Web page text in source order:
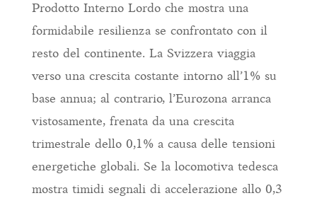
Prodotto Interno Lordo che mostra una
formidabile resilienza se confrontato con il
resto del continente. La Svizzera viaggia
verso una crescita costante intorno all’1% su
base annua; al contrario, l’Eurozona arranca
vistosamente, frenata da una crescita
trimestrale dello 0,1% a causa delle tensioni
energetiche globali. Se la locomotiva tedesca
mostra timidi segnali di accelerazione allo 0,3